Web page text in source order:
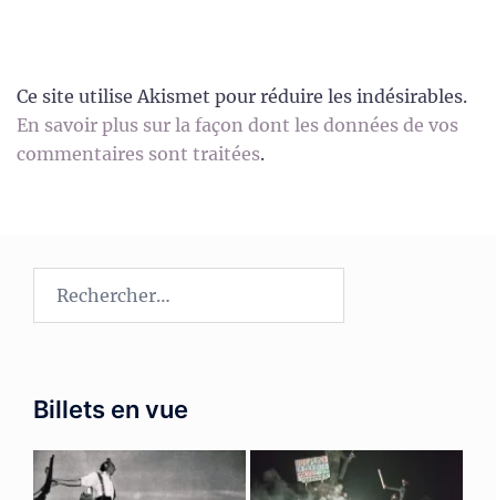
Ce site utilise Akismet pour réduire les indésirables.
En savoir plus sur la façon dont les données de vos
commentaires sont traitées.
Billets en vue